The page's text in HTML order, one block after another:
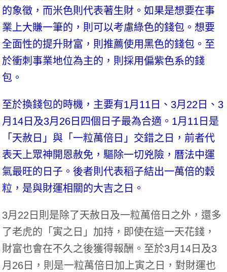
的象徵，而米色則代表著生財。如果是想要在事
業上大賺一筆的，則可以考慮綠色的錢包。想要
全面性的提升財富，則推薦使用黑色的錢包。至
於衝刺事業地位為主的，則採用偏紫色系的錢
包。
至於換錢包的時機，主要有1月11日、3月22日、3
月14日及3月26日四個日子最為合適。1月11日是
「天赦日」與「一粒萬倍日」交錯之日，前者代
表天上眾神開恩赦免，驅除一切兇險，曆法中運
氣最旺的日子。後者則代表稻子結出一萬倍的穀
粒，是與財運相關的大吉之日。
3月22日則是除了天赦日及一粒萬倍日之外，還多
了老虎的「寅之日」加持，即使在這一天花錢，
財富也會在不久之後獲得報酬。至於3月14日及3
月26日，則是一粒萬倍日加上寅之日，對財運也